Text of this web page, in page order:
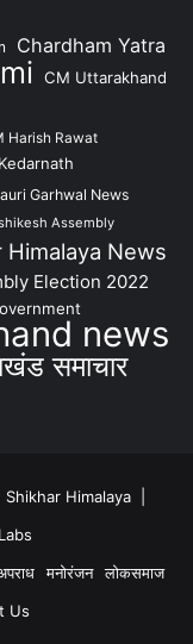
Chardham Yatra
CM Uttarakhand
Harish Rawat
Kedarnath
Garhwal News
Assembly
Himalaya News
Election 2022
news
समाचार
Himalaya |
मनोरंजन
लोकसमाज
Us